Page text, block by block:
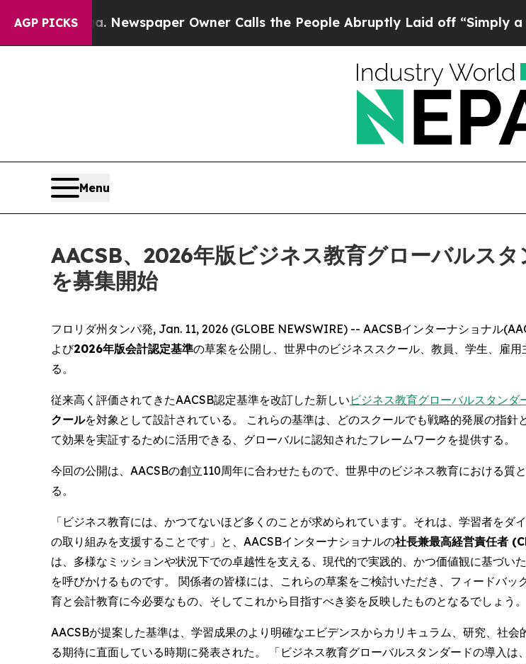
AGP PICKSNewspaper Owner Calls the People Abruptly Laid off “Simply a Math
Menu
AACSB、2026年版ビジネス教育グローバルス
を募集開始
フロリダ州タンパ発, Jan. 11, 2026 (GLOBE NEWSWIRE) -- AACSBインターナショナル
よび2026年版会計認定基準の草案を公開し、世界中のビジネススクール、教員、学生、雇
る。
従来高く評価されてきたAACSB認定基準を改訂した新しい ビジネス教育グローバルスタンダ
クールを対象として設計されている。 これらの基準は、どのスクールでも戦略的発展の指
て効果を実証するために活用できる、グローバルに認知されたフレームワークを提供する。
今回の公開は、AACSBの創立110周年に合わせたもので、世界中のビジネス教育における
る。
「ビジネス教育には、かつてないほど多くのことが求められています。それは、学習者を
の取り組みを支援することです」と、AACSBインターナショナルの社長兼最高経営責任者
は、多様なミッションや状況下での卓越性を支える、現代的で実践的、かつ価値観に基づ
を呼びかけるものです。 関係者の皆様には、これらの草案をご検討いただき、フィードバ
育と会計教育に今必要なもの、そしてこれから目指すべき姿を反映したものとなるでしょう。
AACSBが提案した基準は、学習成果のより明確なエビデンスからカリキュラム、研究、社
る期待に直面している時期に発表された。 「ビジネス教育グローバルスタンダードの導入